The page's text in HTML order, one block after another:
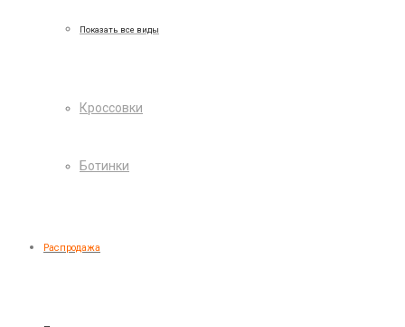
Показать все виды
Кроссовки
Ботинки
Распродажа